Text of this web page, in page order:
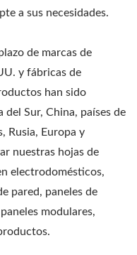
a sus necesidades.
de marcas de
y fábricas de
han sido
del Sur, China, países de
Rusia, Europa y
nuestras hojas de
electrodomésticos,
pared, paneles de
modulares,